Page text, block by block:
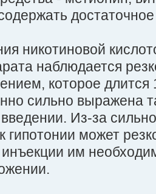
достаточное
никотиновой
наблюдается
которое
сильно выражена
Из-за
гипотонии может
им